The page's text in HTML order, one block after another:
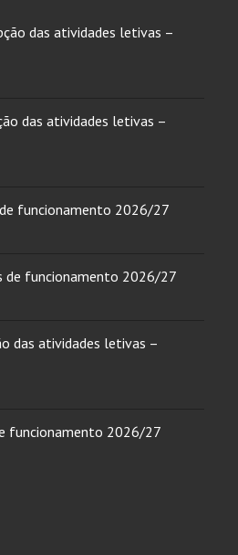
das atividades letivas –
das atividades letivas –
funcionamento 2026/27
de funcionamento 2026/27
das atividades letivas –
funcionamento 2026/27